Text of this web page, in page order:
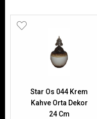
Star Os 044 Krem
Kahve Orta Dekor
24 Cm